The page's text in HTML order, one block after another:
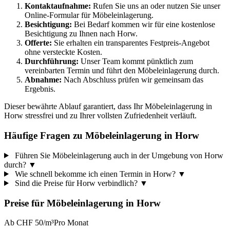
Kontaktaufnahme: Rufen Sie uns an oder nutzen Sie unser
Online-Formular für Möbeleinlagerung.
Besichtigung: Bei Bedarf kommen wir für eine kostenlose
Besichtigung zu Ihnen nach Horw.
Offerte: Sie erhalten ein transparentes Festpreis-Angebot
ohne versteckte Kosten.
Durchführung: Unser Team kommt pünktlich zum
vereinbarten Termin und führt den Möbeleinlagerung durch.
Abnahme: Nach Abschluss prüfen wir gemeinsam das
Ergebnis.
Dieser bewährte Ablauf garantiert, dass Ihr Möbeleinlagerung in
Horw stressfrei und zu Ihrer vollsten Zufriedenheit verläuft.
Häufige Fragen zu Möbeleinlagerung in Horw
Führen Sie Möbeleinlagerung auch in der Umgebung von Horw
durch? ▼
Wie schnell bekomme ich einen Termin in Horw? ▼
Sind die Preise für Horw verbindlich? ▼
Preise für Möbeleinlagerung in Horw
Ab CHF 50/m³Pro Monat